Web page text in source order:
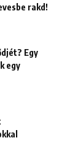
rakd!
Egy
egy